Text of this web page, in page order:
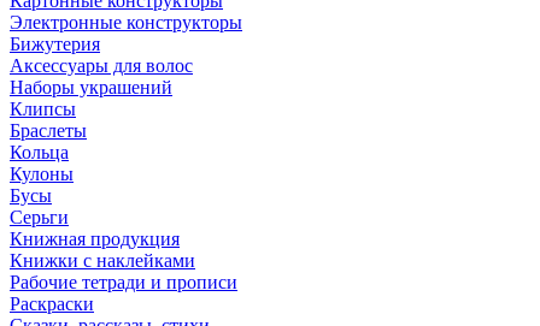
Электронные конструкторы
Бижутерия
Аксессуары для волос
Наборы украшений
Клипсы
Браслеты
Кольца
Кулоны
Бусы
Серьги
Книжная продукция
Книжки с наклейками
Рабочие тетради и прописи
Раскраски